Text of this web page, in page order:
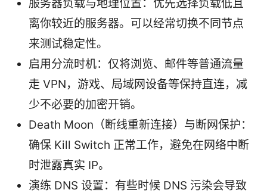
服务器负载与地理位置：优先选择负载低且
离你较近的服务器。可以经常切换不同节点
来测试稳定性。
启用分流时机：仅将浏览、邮件等普通流量
走 VPN，游戏、局域网设备等保持直连，减
少不必要的加密开销。
Death Moon（断线重新连接）与断网保护：
确保 Kill Switch 正常工作，避免在网络中断
时泄露真实 IP。
演练 DNS 设置：有些时候 DNS 污染会导致